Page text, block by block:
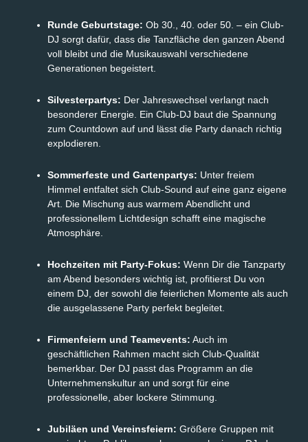
Runde Geburtstage: Ob 30., 40. oder 50. – ein Club-
DJ sorgt dafür, dass die Tanzfläche den ganzen Abend
voll bleibt und die Musikauswahl verschiedene
Generationen begeistert.
Silvesterpartys: Der Jahreswechsel verlangt nach
besonderer Energie. Ein Club-DJ baut die Spannung
zum Countdown auf und lässt die Party danach richtig
explodieren.
Sommerfeste und Gartenpartys: Unter freiem
Himmel entfaltet sich Club-Sound auf eine ganz eigene
Art. Die Mischung aus warmem Abendlicht und
professionellem Lichtdesign schafft eine magische
Atmosphäre.
Hochzeiten mit Party-Fokus: Wenn Dir die Tanzparty
am Abend besonders wichtig ist, profitierst Du von
einem DJ, der sowohl die feierlichen Momente als auch
die ausgelassene Party perfekt begleitet.
Firmenfeiern und Teamevents: Auch im
geschäftlichen Rahmen macht sich Club-Qualität
bemerkbar. Der DJ passt das Programm an die
Unternehmenskultur an und sorgt für eine
professionelle, aber lockere Stimmung.
Jubiläen und Vereinsfeiern: Größere Gruppen mit